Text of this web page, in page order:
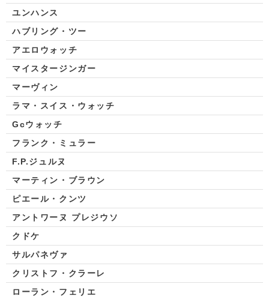
ユンハンス
ハブリング・ツー
アエロウォッチ
マイスタージンガー
マーヴィン
ラマ・スイス・ウォッチ
Gcウォッチ
フランク・ミュラー
F.P.ジュルヌ
マーティン・ブラウン
ピエール・クンツ
アントワーヌ プレジウソ
クドケ
サルパネヴァ
クリストフ・クラーレ
ローラン・フェリエ